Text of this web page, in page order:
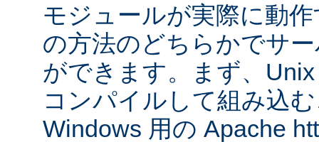
モジュールが実際に動
の方法のどちらかでサ
ができます。まず、
コンパイルして組み込
Windows 用の Apache